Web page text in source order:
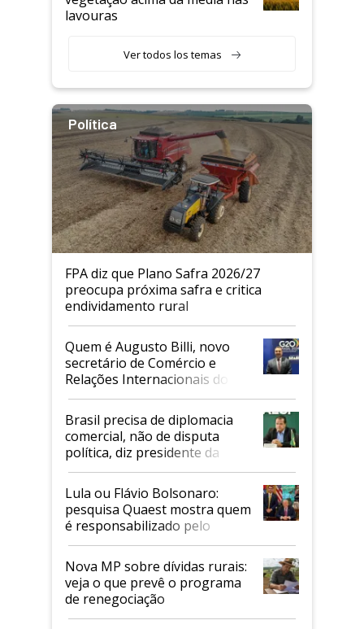
lavouras
Ver todos los temas
Política
FPA diz que Plano Safra 2026/27
preocupa próxima safra e critica
endividamento rural
Quem é Augusto Billi, novo
secretário de Comércio e
Relações Internacionais do
Mapa
Brasil precisa de diplomacia
comercial, não de disputa
política, diz presidente da
Faesp
Lula ou Flávio Bolsonaro:
pesquisa Quaest mostra quem
é responsabilizado pelo
tarifaço dos EUA
Nova MP sobre dívidas rurais:
veja o que prevê o programa
de renegociação